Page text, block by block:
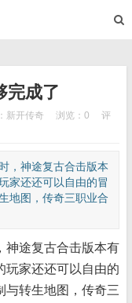
完成了
新开传奇 浏览：0
评
神途复古合击版本
家还还可以自由的冒
地图，传奇三职业合
途复古合击版本有
玩家还还可以自由的
与转生地图，传奇三